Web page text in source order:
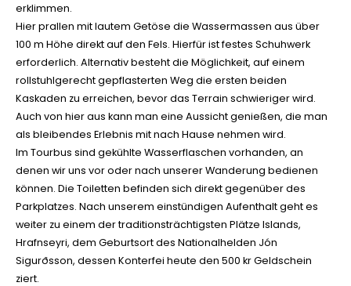
erklimmen.
Hier prallen mit lautem Getöse die Wassermassen aus über
100 m Höhe direkt auf den Fels. Hierfür ist festes Schuhwerk
erforderlich. Alternativ besteht die Möglichkeit, auf einem
rollstuhlgerecht gepflasterten Weg die ersten beiden
Kaskaden zu erreichen, bevor das Terrain schwieriger wird.
Auch von hier aus kann man eine Aussicht genießen, die man
als bleibendes Erlebnis mit nach Hause nehmen wird.
Im Tourbus sind gekühlte Wasserflaschen vorhanden, an
denen wir uns vor oder nach unserer Wanderung bedienen
können. Die Toiletten befinden sich direkt gegenüber des
Parkplatzes. Nach unserem einstündigen Aufenthalt geht es
weiter zu einem der traditionsträchtigsten Plätze Islands,
Hrafnseyri, dem Geburtsort des Nationalhelden Jón
Sigurðsson, dessen Konterfei heute den 500 kr Geldschein
ziert.